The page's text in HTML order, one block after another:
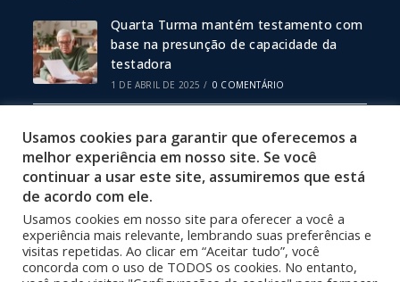
Quarta Turma mantém testamento com
base na presunção de capacidade da
testadora
1 DE ABRIL DE 2025 / 0 COMENTÁRIO
Escritura Pública ou Particular: Qual
Escolher?
19 DE FEVEREIRO DE 2025 / 0 COMENTÁRIO
Política de Privacidade
Termos de Uso
Site Desenvolvido por 3001 Design
Usamos cookies para garantir que oferecemos a
melhor experiência em nosso site. Se você
continuar a usar este site, assumiremos que está
de acordo com ele.
Usamos cookies em nosso site para oferecer a você a
experiência mais relevante, lembrando suas preferências e
visitas repetidas. Ao clicar em “Aceitar tudo”, você
concorda com o uso de TODOS os cookies. No entanto,